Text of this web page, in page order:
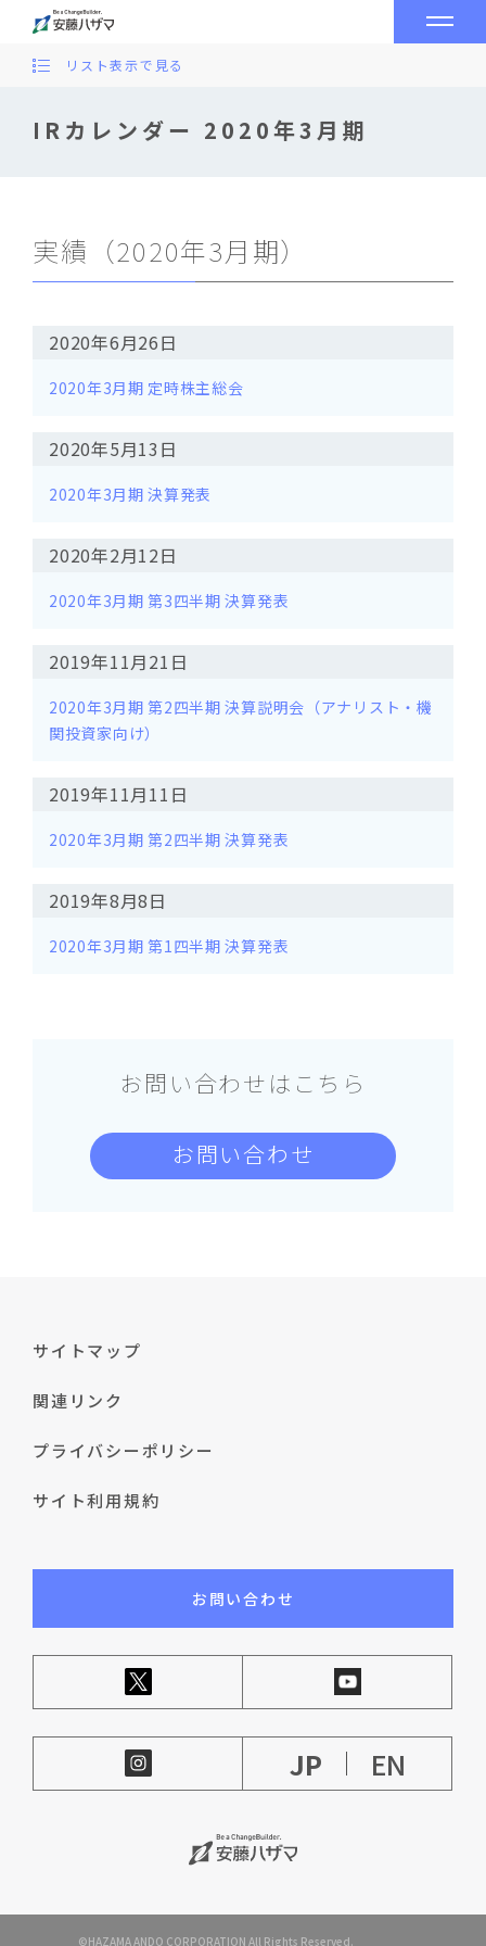
IRカレンダー 2020年3月期
リスト表示で見る
実績（2020年3月期）
2020年6月26日
2020年3月期 定時株主総会
2020年5月13日
2020年3月期 決算発表
2020年2月12日
2020年3月期 第3四半期 決算発表
2019年11月21日
2020年3月期 第2四半期 決算説明会（アナリスト・機
関投資家向け）
2019年11月11日
2020年3月期 第2四半期 決算発表
2019年8月8日
2020年3月期 第1四半期 決算発表
お問い合わせはこちら
お問い合わせ
サイトマップ
関連リンク
プライバシーポリシー
サイト利用規約
お問い合わせ
JP EN
©HAZAMA ANDO CORPORATION All Rights Reserved.